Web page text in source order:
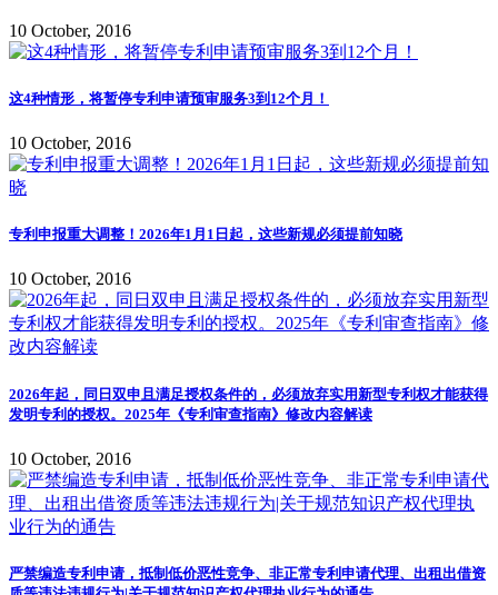
10 October, 2016
这4种情形，将暂停专利申请预审服务3到12个月！
10 October, 2016
专利申报重大调整！2026年1月1日起，这些新规必须提前知晓
10 October, 2016
2026年起，同日双申且满足授权条件的，必须放弃实用新型专利权才能获得
发明专利的授权。2025年《专利审查指南》修改内容解读
10 October, 2016
严禁编造专利申请，抵制低价恶性竞争、非正常专利申请代理、出租出借资